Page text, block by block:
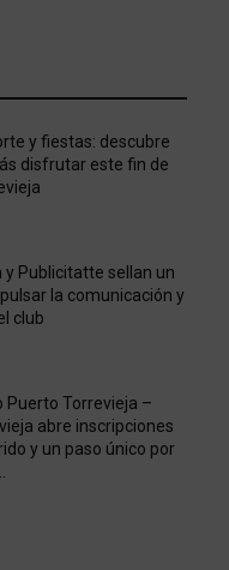
y fiestas: descubre
disfrutar este fin de
y Publicitatte sellan un
la comunicación y
club
Puerto Torrevieja –
abre inscripciones
y un paso único por